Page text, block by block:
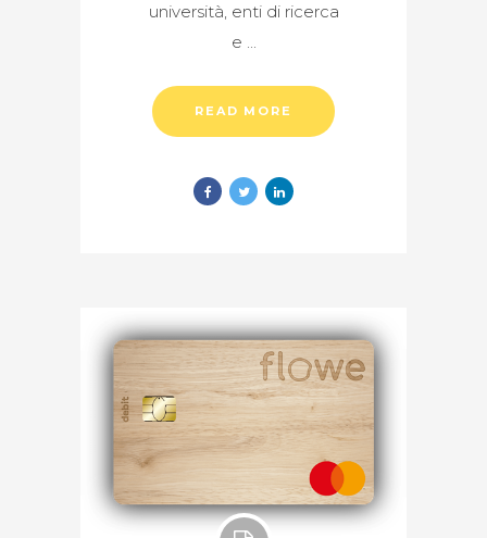
università, enti di ricerca
e
READ MORE